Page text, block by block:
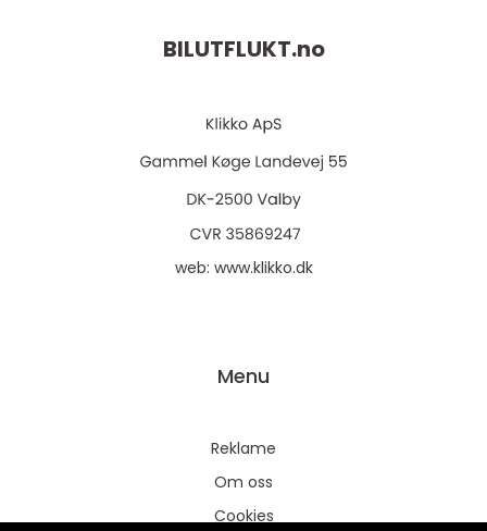
BILUTFLUKT.no
web: www.klikko.dk
Menu
Reklame
Om oss
Cookies